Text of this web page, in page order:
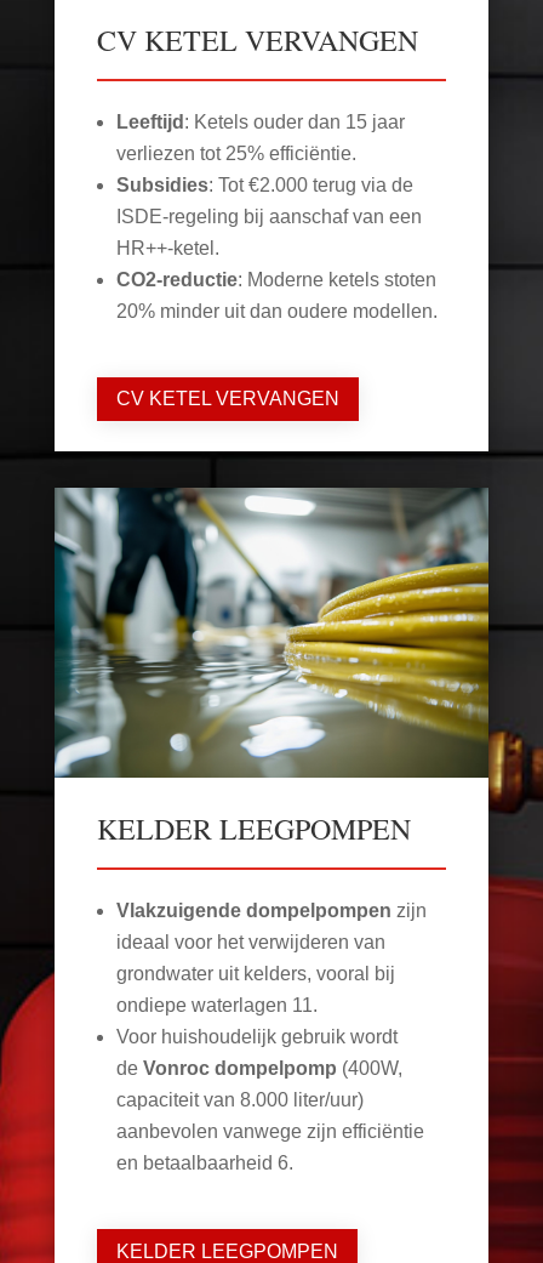
CV KETEL VERVANGEN
Leeftijd : Ketels ouder dan 15 jaar
verliezen tot 25% efficiëntie.
Subsidies: Tot €2.000 terug via de
ISDE-regeling bij aanschaf van een
HR++-ketel.
CO2-reductie: Moderne ketels stoten
20% minder uit dan oudere modellen.
CV KETEL VERVANGEN
KELDER LEEGPOMPEN
Vlakzuigende dompelpompen zijn
ideaal voor het verwijderen van
grondwater uit kelders, vooral bij
ondiepe waterlagen 11.
Voor huishoudelijk gebruik wordt
de Vonroc dompelpomp (400W,
capaciteit van 8.000 liter/uur)
aanbevolen vanwege zijn efficiëntie
en betaalbaarheid 6.
KELDER LEEGPOMPEN